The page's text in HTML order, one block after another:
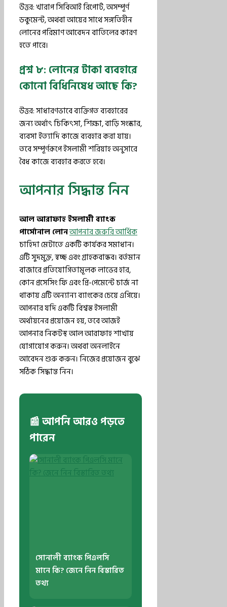
উত্তর: খারাপ সিবিআই রিপোর্ট, অসম্পূর্ণ
ডকুমেন্ট, অথবা আয়ের সাথে সঙ্গতিহীন
লোনের পরিমাণ আবেদন বাতিলের কারণ
হতে পারে।
প্রশ্ন ৮: লোনের টাকা ব্যবহারে
কোনো বিধিনিষেধ আছে কি?
উত্তর: সাধারণভাবে ব্যক্তিগত ব্যবহারের
জন্য অর্থাৎ চিকিৎসা, শিক্ষা, বাড়ি সংস্কার,
ব্যবসা ইত্যাদি কাজে ব্যবহার করা যায়।
তবে সম্পূর্ণরূপে ইসলামী শরিয়াহ অনুসারে
বৈধ কাজে ব্যবহার করতে হবে।
আপনার সিদ্ধান্ত নিন
আল আরাফাহ ইসলামী ব্যাংক
পার্সোনাল লোনআপনার জরুরি আর্থিক
চাহিদা মেটাতে একটি কার্যকর সমাধান।
এটি সুদমুক্ত, স্বচ্ছ এবং গ্রাহকবান্ধব। বর্তমান
বাজারে প্রতিযোগিতামূলক লাভের হার,
কোন প্রসেসিং ফি এবং প্রি-পেমেন্টে চার্জ না
থাকায় এটি অন্যান্য ব্যাংকের চেয়ে এগিয়ে।
আপনার যদি একটি বিশ্বস্ত ইসলামী
অর্থায়নের প্রয়োজন হয়, তবে আজই
আপনার নিকটস্থ আল আরাফাহ শাখায়
যোগাযোগ করুন। অথবা অনলাইনে
আবেদন শুরু করুন। নিজের প্রয়োজন বুঝে
সঠিক সিদ্ধান্ত নিন।
📰 আপনি আরও পড়তে
পারেন
সোনালী ব্যাংক পিএলসি
মানে কি? জেনে নিন বিস্তারিত
তথ্য